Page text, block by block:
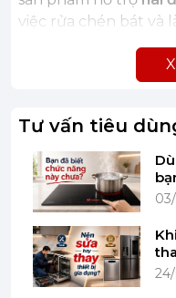
việc rửa chén bát và
quả và tiện lợi hơn.
Đặc điểm nổi bật
Thiết kế sang
cao giúp thao
nhấn cho không
Chất liệu cao
Grandtec và lớp
chống ăn mòn và
Đầu vòi kéo rút
Tư vấn tiêu